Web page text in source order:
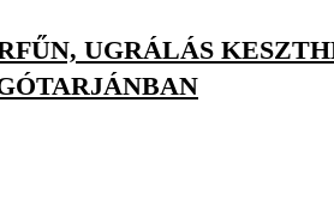
UGRÁLÁS